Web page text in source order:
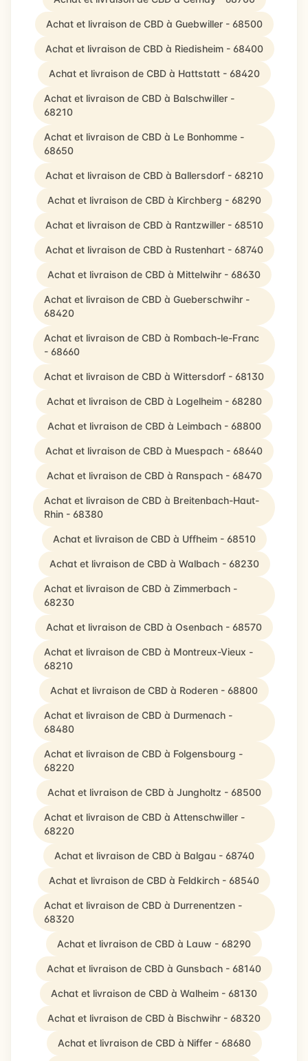
Achat et livraison de CBD à Guebwiller - 68500
Achat et livraison de CBD à Riedisheim - 68400
Achat et livraison de CBD à Hattstatt - 68420
Achat et livraison de CBD à Balschwiller -
68210
Achat et livraison de CBD à Le Bonhomme -
68650
Achat et livraison de CBD à Ballersdorf - 68210
Achat et livraison de CBD à Kirchberg - 68290
Achat et livraison de CBD à Rantzwiller - 68510
Achat et livraison de CBD à Rustenhart - 68740
Achat et livraison de CBD à Mittelwihr - 68630
Achat et livraison de CBD à Gueberschwihr -
68420
Achat et livraison de CBD à Rombach-le-Franc
- 68660
Achat et livraison de CBD à Wittersdorf - 68130
Achat et livraison de CBD à Logelheim - 68280
Achat et livraison de CBD à Leimbach - 68800
Achat et livraison de CBD à Muespach - 68640
Achat et livraison de CBD à Ranspach - 68470
Achat et livraison de CBD à Breitenbach-Haut-
Rhin - 68380
Achat et livraison de CBD à Uffheim - 68510
Achat et livraison de CBD à Walbach - 68230
Achat et livraison de CBD à Zimmerbach -
68230
Achat et livraison de CBD à Osenbach - 68570
Achat et livraison de CBD à Montreux-Vieux -
68210
Achat et livraison de CBD à Roderen - 68800
Achat et livraison de CBD à Durmenach -
68480
Achat et livraison de CBD à Folgensbourg -
68220
Achat et livraison de CBD à Jungholtz - 68500
Achat et livraison de CBD à Attenschwiller -
68220
Achat et livraison de CBD à Balgau - 68740
Achat et livraison de CBD à Feldkirch - 68540
Achat et livraison de CBD à Durrenentzen -
68320
Achat et livraison de CBD à Lauw - 68290
Achat et livraison de CBD à Gunsbach - 68140
Achat et livraison de CBD à Walheim - 68130
Achat et livraison de CBD à Bischwihr - 68320
Achat et livraison de CBD à Niffer - 68680